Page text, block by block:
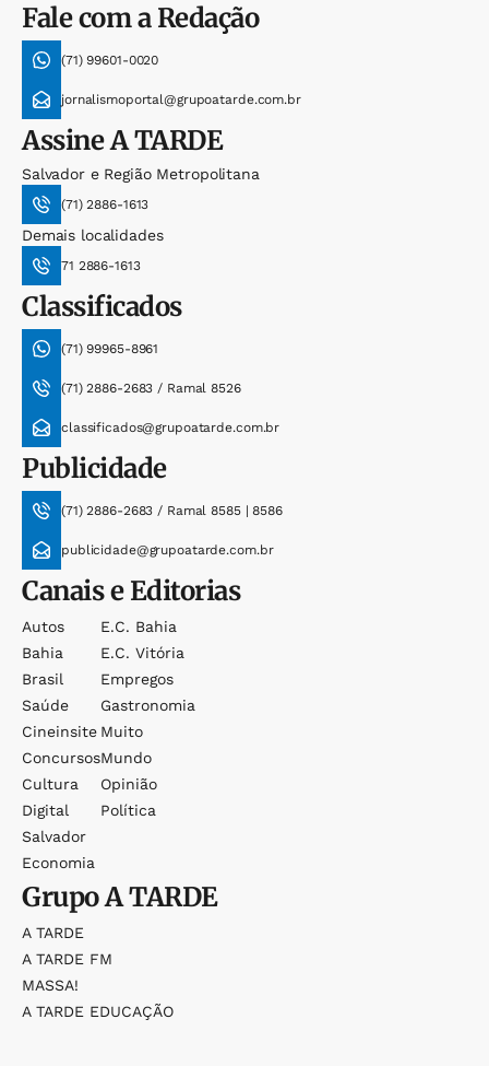
Fale com a Redação
(71) 99601-0020
jornalismoportal@grupoatarde.com.br
AssineA TARDE
Salvador e Região Metropolitana
(71) 2886-1613
Demais localidades
71 2886-1613
Classificados
(71) 99965-8961
(71) 2886-2683 / Ramal 8526
classificados@grupoatarde.com.br
Publicidade
(71) 2886-2683 / Ramal 8585 | 8586
publicidade@grupoatarde.com.br
Canais e Editorias
Autos
Bahia
Brasil
Saúde
Cineinsite
Concursos
Cultura
Digital
Salvador
Economia
E.c. Bahia
E.c. Vitória
Empregos
Gastronomia
Muito
Mundo
Opinião
Política
GrupoA TARDE
A TARDE
A TARDE FM
MASSA!
A TARDE EDUCAÇÃO